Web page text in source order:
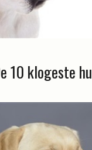
10 klogeste